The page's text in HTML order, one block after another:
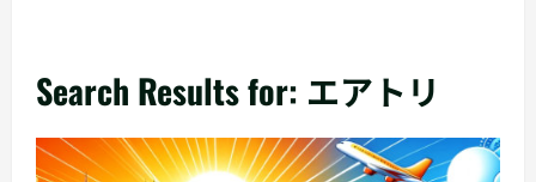
Search Results for: エアトリ